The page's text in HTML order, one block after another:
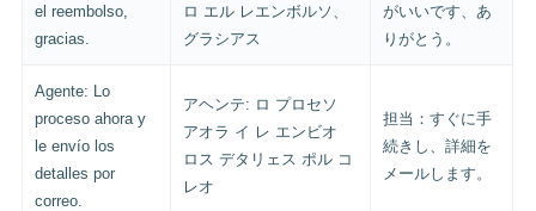
el reembolso,
gracias.
ロ エル レエンボルソ、
グラシアス
がいいです、あ
りがとう。
Agente: Lo
proceso ahora y
le envío los
detalles por
correo.
アヘンテ: ロ プロセソ
アオラ イ レ エンビオ
ロス デタリェス ポル コ
レオ
担当：すぐに手
続きし、詳細を
メールします。